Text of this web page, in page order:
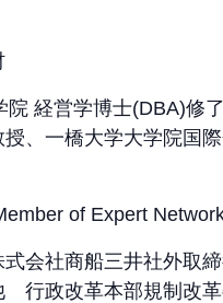
経営学博士(DBA)修了
、一橋大学大学院国際
of Expert
会社商船三井社外取
行政改革本部規制改